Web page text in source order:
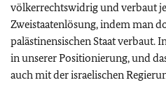
völkerrechtswidrig und verbaut
Zweistaatenlösung, indem man
palästinensischen Staat verbaut.
in unserer Positionierung, und
auch mit der israelischen